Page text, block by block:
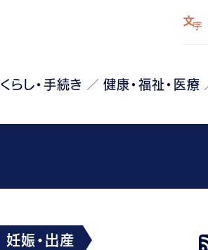
くらし・手続き 健康・福祉・医療
妊娠・出産